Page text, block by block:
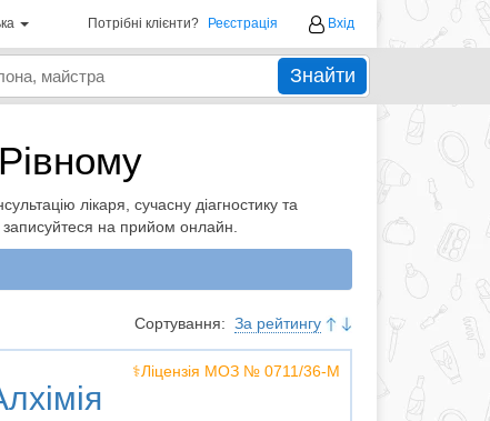
Потрібні клієнти? Реєстрація Вхід
Знайти
лікаря, сучасну діагностику та
записуйтеся на прийом онлайн.
Сортування: За рейтингу
⚕️Ліцензія МОЗ № 0711/36-М